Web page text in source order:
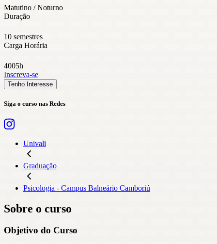
Matutino / Noturno
Duração
10 semestres
Carga Horária
4005h
Inscreva-se
Tenho Interesse
Siga o curso nas Redes
Univali
Graduação
Psicologia - Campus Balneário Camboriú
Sobre o curso
Objetivo do Curso